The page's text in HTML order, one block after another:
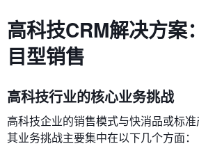
高科技CRM解决方案
目型销售
高科技行业的核心业务挑战
高科技企业的销售模式与快消品或标准
其业务挑战主要集中在以下几个方面：